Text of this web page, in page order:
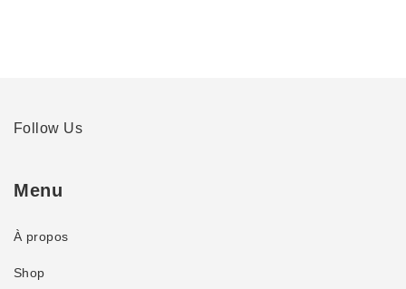
Follow Us
Menu
À propos
Shop